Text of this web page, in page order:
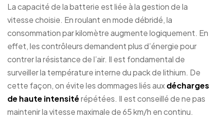
La capacité de la batterie est liée à la gestion de la
vitesse choisie. En roulant en mode débridé, la
consommation par kilomètre augmente logiquement. En
effet, les contrôleurs demandent plus d’énergie pour
contrer la résistance de l’air. Il est fondamental de
surveiller la température interne du pack de lithium. De
cette façon, on évite les dommages liés auxdécharges
de haute intensitérépétées. Il est conseillé de ne pas
maintenir la vitesse maximale de 65 km/h en continu.